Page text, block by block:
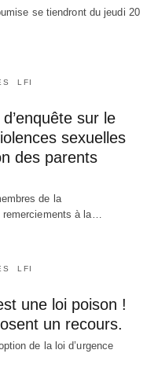
se tiendront du jeudi 20
LFI
sur le
sexuelles
des parents
de la
à la…
LFI
une loi poison !
un recours.
de la loi d’urgence